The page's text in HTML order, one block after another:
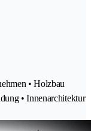
• Holzbau
• Innenarchitektur